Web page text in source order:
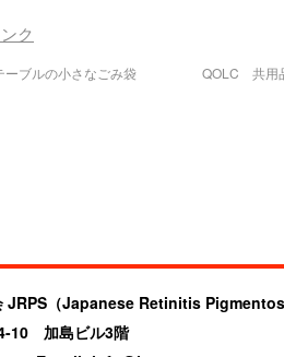
ク
ブルの小さなごみ袋
QOLC 共用
JRPS（Japanese Retinitis
10 加島ビル3階